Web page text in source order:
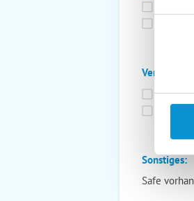
Verpflegung:
Sonstiges:
Safe